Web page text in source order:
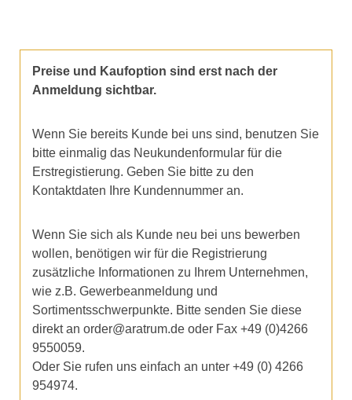
Preise und Kaufoption sind erst nach der
Anmeldung sichtbar.
Wenn Sie bereits Kunde bei uns sind, benutzen Sie
bitte einmalig das Neukundenformular für die
Erstregistierung. Geben Sie bitte zu den
Kontaktdaten Ihre Kundennummer an.
Wenn Sie sich als Kunde neu bei uns bewerben
wollen, benötigen wir für die Registrierung
zusätzliche Informationen zu Ihrem Unternehmen,
wie z.B. Gewerbeanmeldung und
Sortimentsschwerpunkte. Bitte senden Sie diese
direkt an order@aratrum.de oder Fax +49 (0)4266
9550059.
Oder Sie rufen uns einfach an unter +49 (0) 4266
954974.